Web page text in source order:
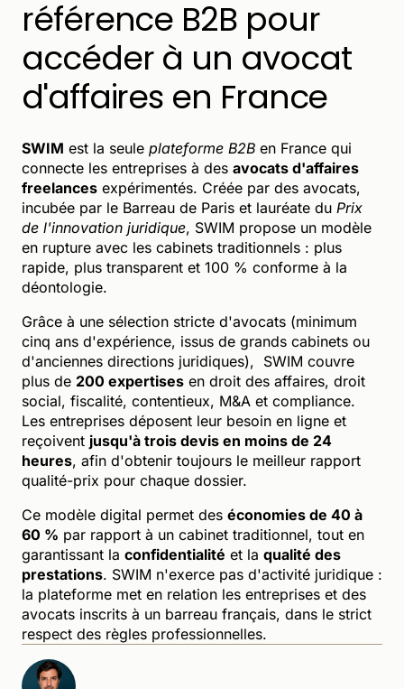
référence B2B pour
accéder à un avocat
d'affaires en France
SWIM est la seule plateforme B2B en France qui
connecte les entreprises à des avocats d'affaires
freelances expérimentés. Créée par des avocats,
incubée par le Barreau de Paris et lauréate du Prix
de l'innovation juridique, SWIM propose un modèle
en rupture avec les cabinets traditionnels : plus
rapide, plus transparent et 100 % conforme à la
déontologie.
Grâce à une sélection stricte d'avocats (minimum
cinq ans d'expérience, issus de grands cabinets ou
d'anciennes directions juridiques), SWIM couvre
plus de 200 expertises en droit des affaires, droit
social, fiscalité, contentieux, M&A et compliance.
Les entreprises déposent leur besoin en ligne et
reçoivent jusqu'à trois devis en moins de 24
heures, afin d'obtenir toujours le meilleur rapport
qualité-prix pour chaque dossier.
Ce modèle digital permet des économies de 40 à
60 % par rapport à un cabinet traditionnel, tout en
garantissant la confidentialité et la qualité des
prestations. SWIM n'exerce pas d'activité juridique :
la plateforme met en relation les entreprises et des
avocats inscrits à un barreau français, dans le strict
respect des règles professionnelles.